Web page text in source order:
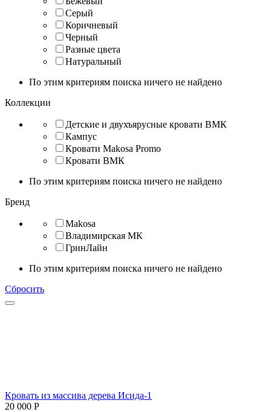
Серый
Коричневый
Черный
Разные цвета
Натуральный
По этим критериям поиска ничего не найдено
Коллекции
Детские и двухъярусные кровати ВМК
Кампус
Кровати Makosa Promo
Кровати ВМК
По этим критериям поиска ничего не найдено
Бренд
Makosa
Владимирская МК
ГринЛайн
По этим критериям поиска ничего не найдено
Сбросить
Кровать из массива дерева Исида-1
20 000 Р